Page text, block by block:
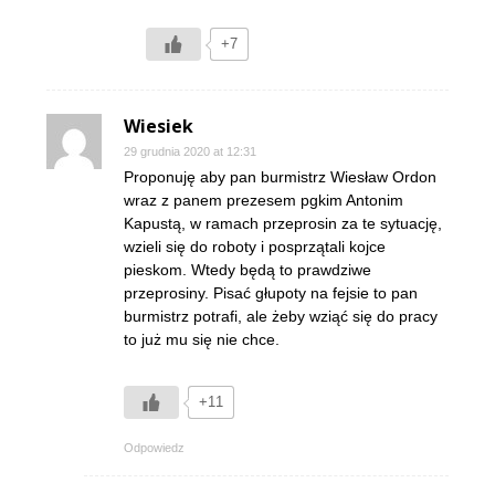
+7
Wiesiek
29 grudnia 2020 at 12:31
Proponuję aby pan burmistrz Wiesław Ordon
wraz z panem prezesem pgkim Antonim
Kapustą, w ramach przeprosin za te sytuację,
wzieli się do roboty i posprzątali kojce
pieskom. Wtedy będą to prawdziwe
przeprosiny. Pisać głupoty na fejsie to pan
burmistrz potrafi, ale żeby wziąć się do pracy
to już mu się nie chce.
+11
Odpowiedz